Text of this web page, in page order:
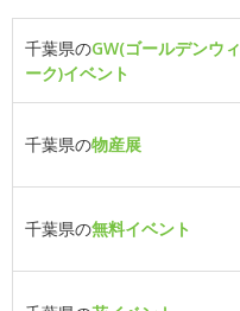
千葉県のGW(ゴールデンウィ
ーク)イベント
千葉県の物産展
千葉県の無料イベント